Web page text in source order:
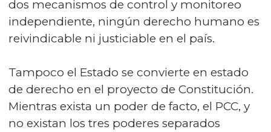
dos mecanismos de control y monitoreo
independiente, ningún derecho humano es
reivindicable ni justiciable en el país.
Tampoco el Estado se convierte en estado
de derecho en el proyecto de Constitución.
Mientras exista un poder de facto, el PCC, y
no existan los tres poderes separados